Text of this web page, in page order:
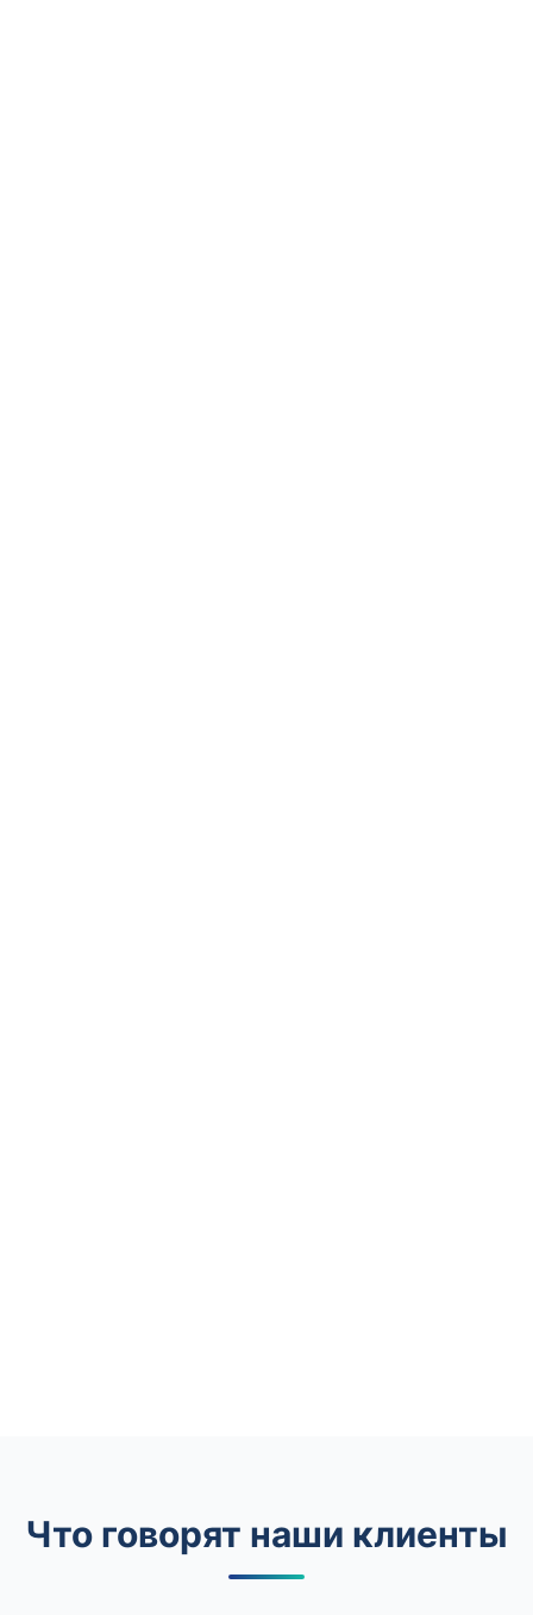
Что говорят наши клиенты